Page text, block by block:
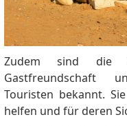
Zudem sind die
Gastfreundschaft
Touristen bekannt.
helfen und für deren